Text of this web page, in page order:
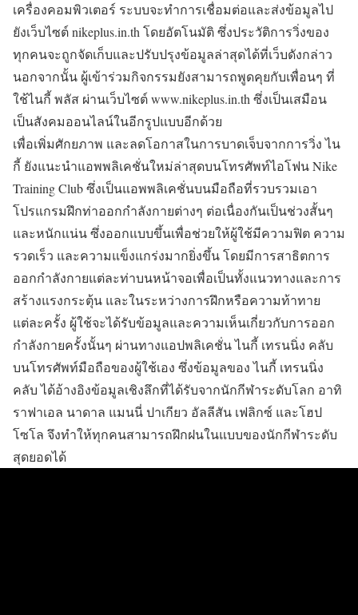
เครื่องคอมพิวเตอร์ ระบบจะทำการเชื่อมต่อและส่งข้อมูลไป
ยังเว็บไซต์ nikeplus.in.th โดยอัตโนมัติ ซึ่งประวัติการวิ่งของ
ทุกคนจะถูกจัดเก็บและปรับปรุงข้อมูลล่าสุดได้ที่เว็บดังกล่าว
นอกจากนั้น ผู้เข้าร่วมกิจกรรมยังสามารถพูดคุยกับเพื่อนๆ ที่
ใช้ไนกี้ พลัส ผ่านเว็บไซต์ www.nikeplus.in.th ซึ่งเป็นเสมือน
เป็นสังคมออนไลน์ในอีกรูปแบบอีกด้วย
เพื่อเพิ่มศักยภาพ และลดโอกาสในการบาดเจ็บจากการวิ่ง ไน
กี้ ยังแนะนำแอพพลิเคชั่นใหม่ล่าสุดบนโทรศัพท์ไอโฟน Nike
Training Club ซึ่งเป็นแอพพลิเคชั่นบนมือถือที่รวบรวมเอา
โปรแกรมฝึกท่าออกกำลังกายต่างๆ ต่อเนื่องกันเป็นช่วงสั้นๆ
และหนักแน่น ซึ่งออกแบบขึ้นเพื่อช่วยให้ผู้ใช้มีความฟิต ความ
รวดเร็ว และความแข็งแกร่งมากยิ่งขึ้น โดยมีการสาธิตการ
ออกกำลังกายแต่ละท่าบนหน้าจอเพื่อเป็นทั้งแนวทางและการ
สร้างแรงกระตุ้น และในระหว่างการฝึกหรือความท้าทาย
แต่ละครั้ง ผู้ใช้จะได้รับข้อมูลและความเห็นเกี่ยวกับการออก
กำลังกายครั้งนั้นๆ ผ่านทางแอปพลิเคชั่น ไนกี้ เทรนนิ่ง คลับ
บนโทรศัพท์มือถือของผู้ใช้เอง ซึ่งข้อมูลของ ไนกี้ เทรนนิ่ง
คลับ ได้อ้างอิงข้อมูลเชิงลึกที่ได้รับจากนักกีฬาระดับโลก อาทิ
ราฟาเอล นาดาล แมนนี่ ปาเกียว อัลลีสัน เฟลิกซ์ และโฮป
โซโล จึงทำให้ทุกคนสามารถฝึกฝนในแบบของนักกีฬาระดับ
สุดยอดได้